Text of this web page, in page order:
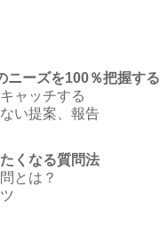
ニーズを100％把握する
ャッチする
い提案、報告
くなる質問法
とは？